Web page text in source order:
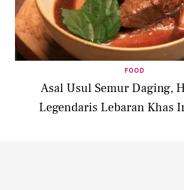
FOOD
Asal Usul Semur Daging,
Legendaris Lebaran Khas